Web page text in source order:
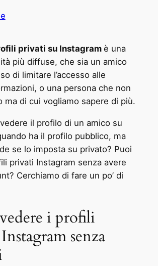
privati su Instagram è una
più diffuse, che sia un amico
di limitare l’accesso alle
o una persona che non
ma di cui vogliamo sapere di più.
il profilo di un amico su
ha il profilo pubblico, ma
se lo imposta su privato? Puoi
privati Instagram senza avere
Cerchiamo di fare un po’ di
i profili
senza